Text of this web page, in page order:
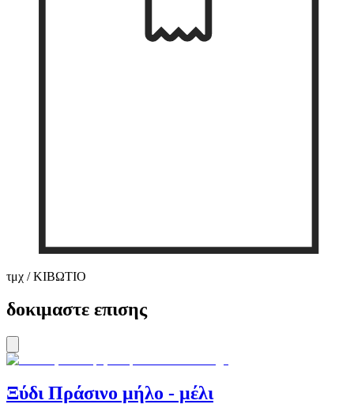
τμχ / ΚΙΒΩΤΙΟ
δοκιμαστε επισης
Ξύδι Πράσινο μήλο - μέλι